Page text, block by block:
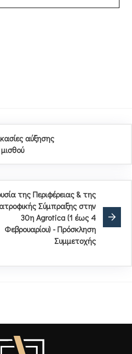
αύξησης
της Περιφέρειας & της
Σύμπραξης στην
30η Agrotica (1 έως 4
Φεβρουαρίου) - Πρόσκληση
Συμμετοχής